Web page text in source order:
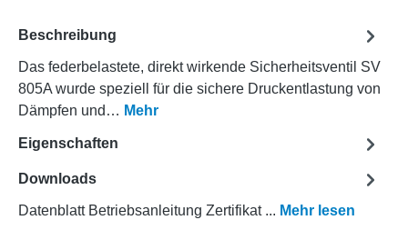
Beschreibung
Das federbelastete, direkt wirkende Sicherheitsventil SV
805A wurde speziell für die sichere Druckentlastung von
Dämpfen und… Mehr
Eigenschaften
Downloads
Datenblatt Betriebsanleitung Zertifikat ... Mehr lesen